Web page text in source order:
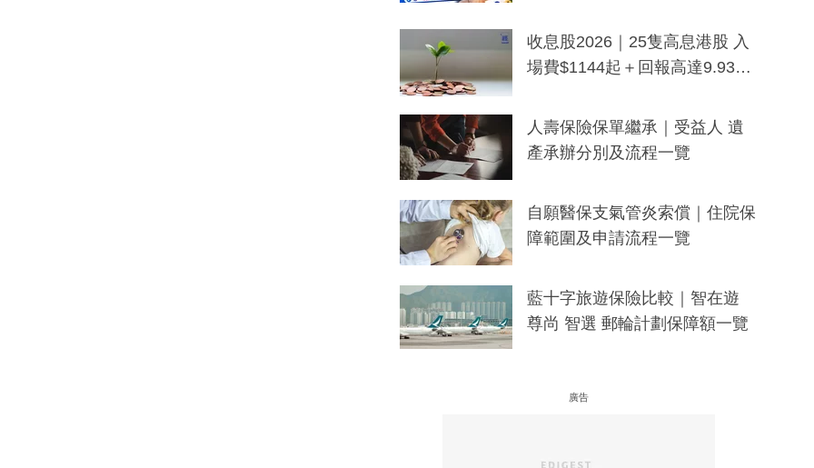
一度被誤當詐騙手段
收息股2026｜25隻高息港股 入
場費$1144起＋回報高達9.93
人壽保險保單繼承｜受益人 遺
產承辦分別及流程一覽
自願醫保支氣管炎索償｜住院保
障範圍及申請流程一覽
藍十字旅遊保險比較｜智在遊
尊尚 智選 郵輪計劃保障額一覽
廣告